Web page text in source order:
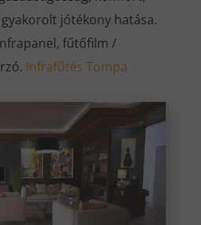
jótékony hatása.
fűtőfilm /
Infrafűtés Tompa